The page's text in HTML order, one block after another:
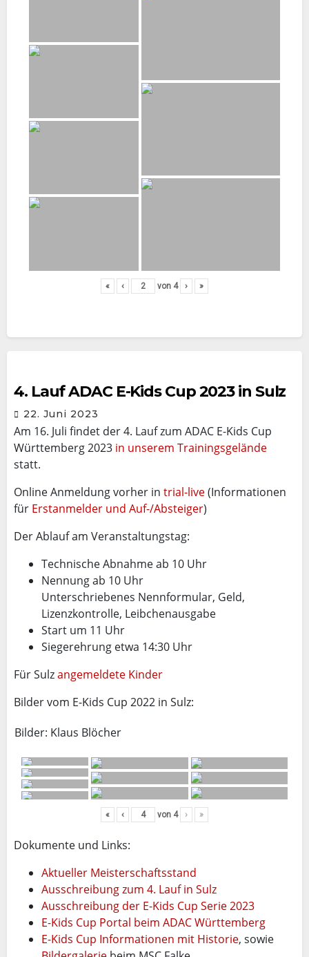
« ‹ von 4 › »
4. Lauf ADAC E-Kids Cup 2023 in Sulz
22. Juni 2023
Am 16. Juli findet der 4. Lauf zum ADAC E-Kids Cup
Württemberg 2023 in unserem Trainingsgelände
statt.
Online Anmeldung vorher in trial-live(Informationen
für Erstanmelder und Auf-/Absteiger)
Der Ablauf am Veranstaltungstag:
Technische Abnahme ab 10 Uhr
Nennung ab 10 Uhr
Unterschriebenes Nennformular, Geld,
Lizenzkontrolle, Leibchenausgabe
Start um 11 Uhr
Siegerehrung etwa 14:30 Uhr
Für Sulzangemeldete Kinder
Bilder vom E-Kids Cup 2022 in Sulz:
Bilder: Klaus Blöcher
« ‹ von 4 › »
Dokumente und Links:
Aktueller Meisterschaftsstand
Ausschreibung zum 4. Lauf in Sulz
Ausschreibung der E-Kids Cup Serie 2023
E-Kids Cup Portal beim ADAC Württemberg
E-Kids Cup Informationen mit Historie, sowie